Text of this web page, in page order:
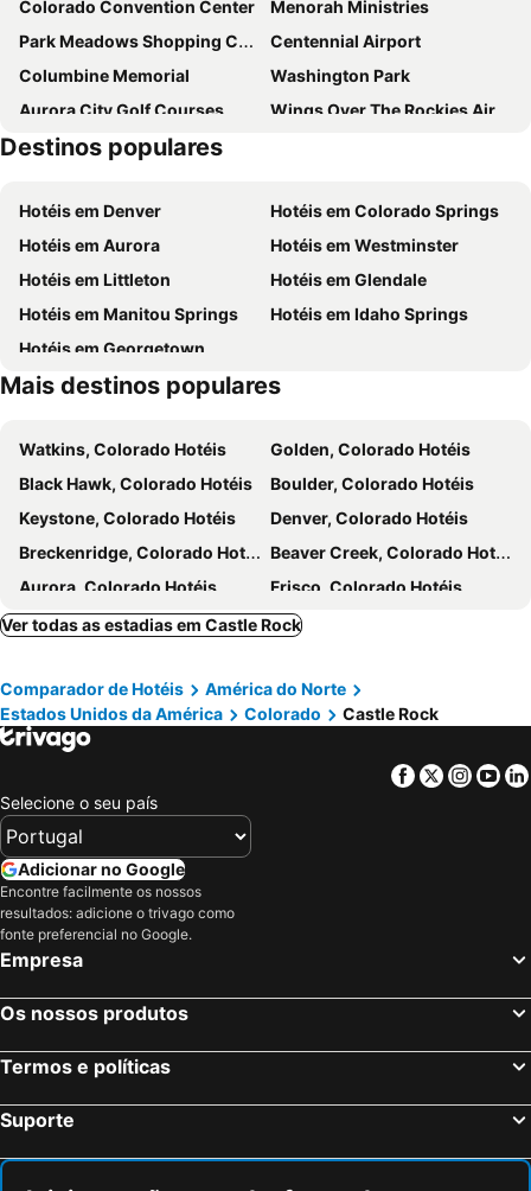
Colorado Convention Center
Menorah Ministries
Park Meadows Shopping Center
Centennial Airport
Columbine Memorial
Washington Park
Aurora City Golf Courses
Wings Over The Rockies Air and Space Museum
South Broadway Christian Church
Destinos populares
Hotéis em Denver
Hotéis em Colorado Springs
Hotéis em Aurora
Hotéis em Westminster
Hotéis em Littleton
Hotéis em Glendale
Hotéis em Manitou Springs
Hotéis em Idaho Springs
Hotéis em Georgetown
Mais destinos populares
Watkins, Colorado Hotéis
Golden, Colorado Hotéis
Black Hawk, Colorado Hotéis
Boulder, Colorado Hotéis
Keystone, Colorado Hotéis
Denver, Colorado Hotéis
Breckenridge, Colorado Hotéis
Beaver Creek, Colorado Hotéis
Aurora, Colorado Hotéis
Frisco, Colorado Hotéis
Vail, Colorado Hotéis
Westminster, Colorado Hotéis
Nova Iorque, Nova York Hotéis
Miami Beach, Flórida Hotéis
Orlando, Flórida Hotéis
Miami, Flórida Hotéis
Las Vegas, Nevada Hotéis
Chicago, Ilinóis Hotéis
Lake Buena Vista, Flórida Hotéis
Boston, Massachusetts Hotéis
Ver todas as estadias em Castle Rock
Comparador de Hotéis
América do Norte
Estados Unidos da América
Colorado Castle Rock
Facebook
Twitter
Selecione o seu país
Adicionar no Google
Encontre facilmente os nossos
resultados: adicione o trivago como
fonte preferencial no Google.
Empresa
Os nossos produtos
Termos e políticas
Suporte